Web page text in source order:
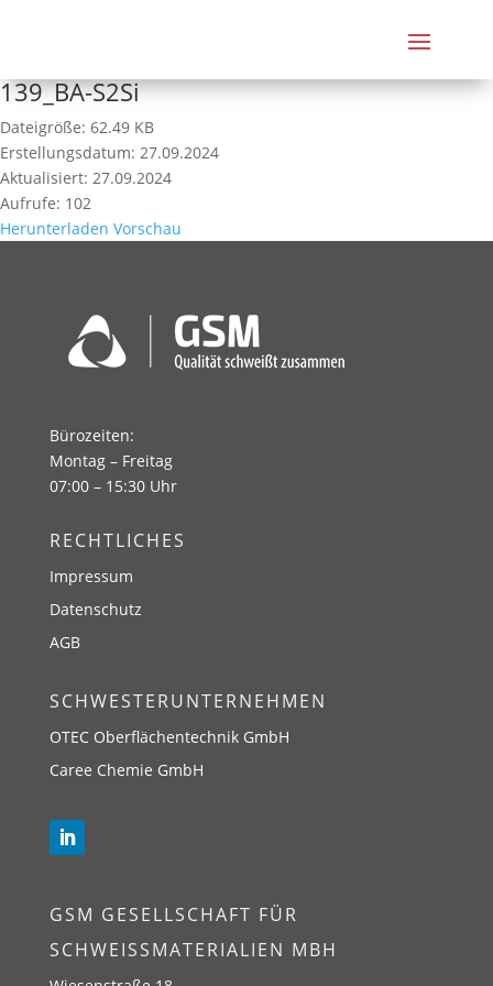
139_BA-S2Si
Dateigröße: 62.49 KB
Erstellungsdatum: 27.09.2024
Aktualisiert: 27.09.2024
Aufrufe: 102
Herunterladen Vorschau
Bürozeiten:
Montag – Freitag
07:00 – 15:30 Uhr
RECHTLICHES
Impressum
Datenschutz
AGB
SCHWESTERUNTERNEHMEN
OTEC Oberflächentechnik GmbH
Caree Chemie GmbH
GSM GESELLSCHAFT FÜR
SCHWEISSMATERIALIEN MBH